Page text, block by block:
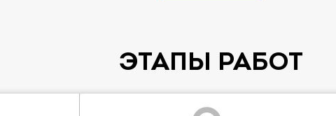
ЭТАПЫ РАБОТ